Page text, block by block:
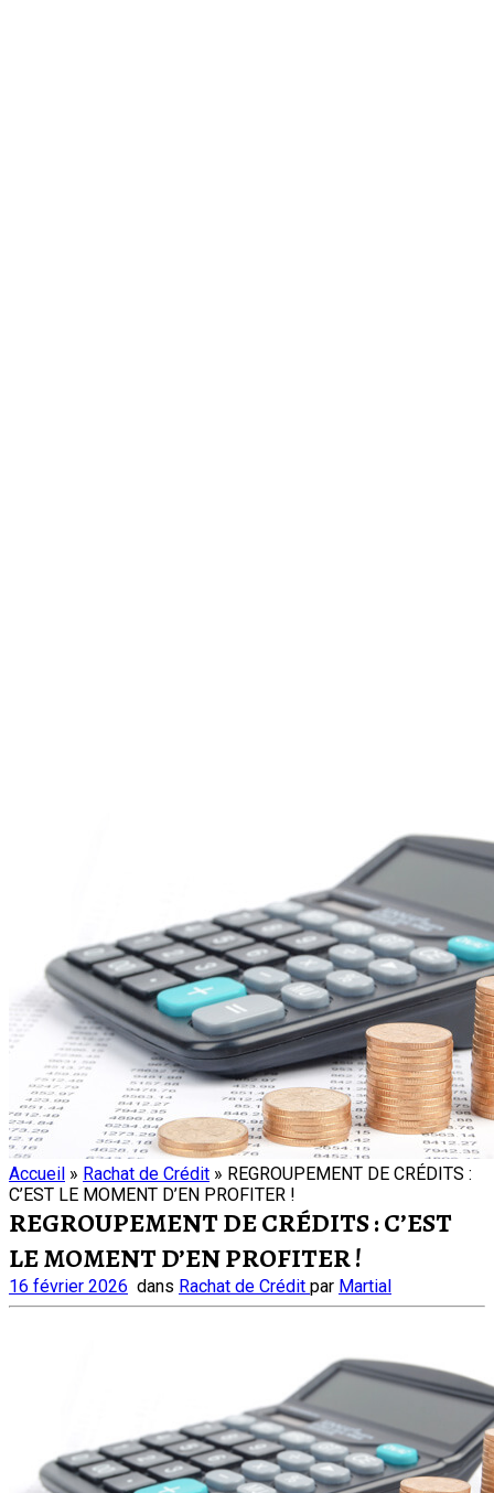
Accueil » Rachat de Crédit » REGROUPEMENT DE CRÉDITS :
C’EST LE MOMENT D’EN PROFITER !
REGROUPEMENT DE CRÉDITS : C’EST
LE MOMENT D’EN PROFITER !
16 février 2026 dans Rachat de Crédit par Martial